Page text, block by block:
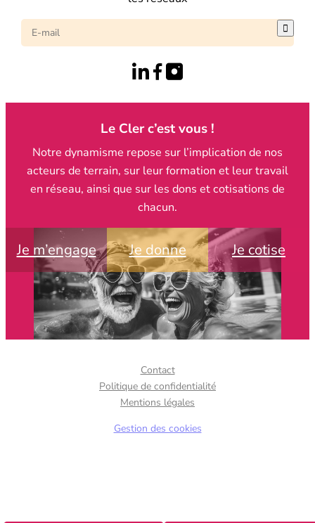

Le Cler c’est vous !
Notre dynamisme repose sur l’implication de nos
acteurs de terrain, sur leur formation et leur travail
en réseau, ainsi que sur les dons et cotisations de
chacun.
Je m’engage Je donne Je cotise
Contact
Politique de confidentialité
Mentions légales
Gestion des cookies